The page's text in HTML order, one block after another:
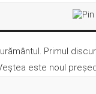
Primul
este noul